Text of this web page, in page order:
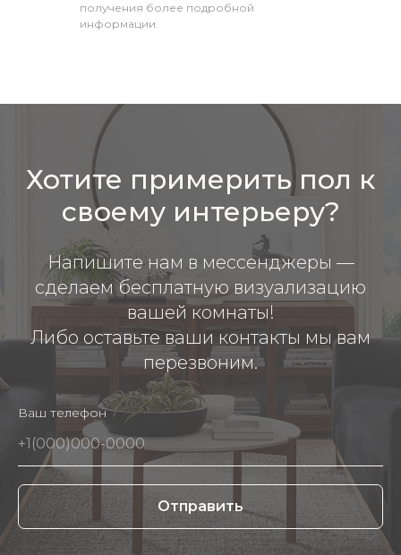
получения более подробной
информации.
Хотите примерить пол к
своему интерьеру?
Напишите нам в мессенджеры —
сделаем бесплатную визуализацию
вашей комнаты!
Либо оставьте ваши контакты мы вам
перезвоним.
Ваш телефон
Отправить